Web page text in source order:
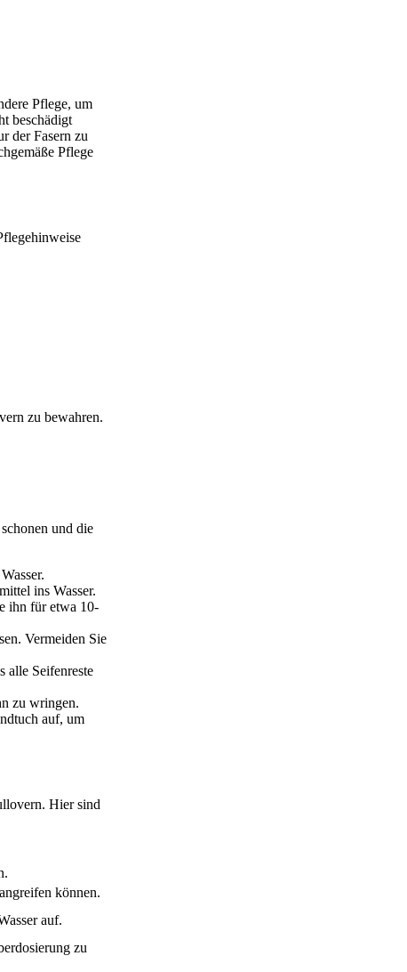
Pflege, um
beschädigt
der Fasern zu
Pflege
zu bewahren.
und die
ins Wasser.
ihn für etwa 10-
Vermeiden Sie
alle Seifenreste
zu wringen.
auf, um
Hier sind
können.
auf.
zu